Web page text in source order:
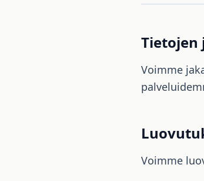
Tietojen
Voimme
Voimme